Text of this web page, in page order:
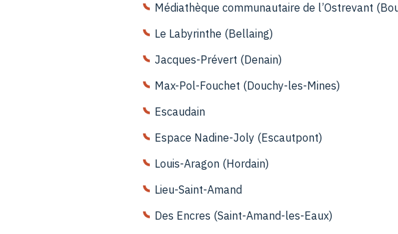
Médiathèque communautaire de l’Ostrevant
Le Labyrinthe (Bellaing)
Jacques-Prévert (Denain)
Max-Pol-Fouchet (Douchy-les-Mines)
Escaudain
Espace Nadine-Joly (Escautpont)
Louis-Aragon (Hordain)
Lieu-Saint-Amand
Des Encres (Saint-Amand-les-Eaux)